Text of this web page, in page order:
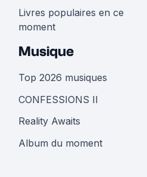
Livres populaires en ce
moment
Musique
Top 2026 musiques
CONFESSIONS II
Reality Awaits
Album du moment